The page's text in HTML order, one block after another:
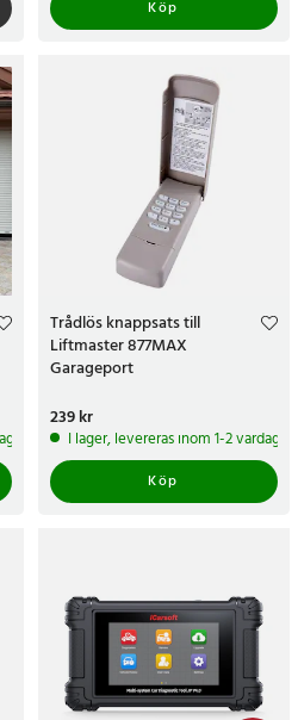
Köp
Trådlös knappsats till
Liftmaster 877MAX
Garageport
Pris:239 kr
239 kr
I lager, levereras inom 1-2 vardagar
Köp